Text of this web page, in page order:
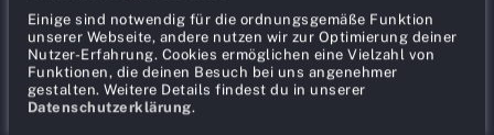
Einige sind notwendig für die ordnungsgemäße Funktion
unserer Webseite, andere nutzen wir zur Optimierung deiner
Nutzer-Erfahrung. Cookies ermöglichen eine Vielzahl von
Funktionen, die deinen Besuch bei uns angenehmer
gestalten. Weitere Details findest du in unserer
Datenschutzerklärung.